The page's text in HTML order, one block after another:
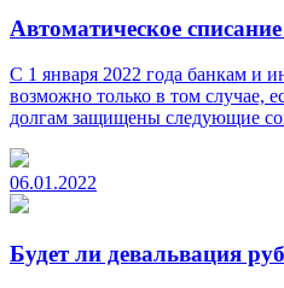
Автоматическое
С 1 января 2022 года банкам и
возможно только в том случае,
долгам защищены следующие
06.01.2022
Будет ли девальвация